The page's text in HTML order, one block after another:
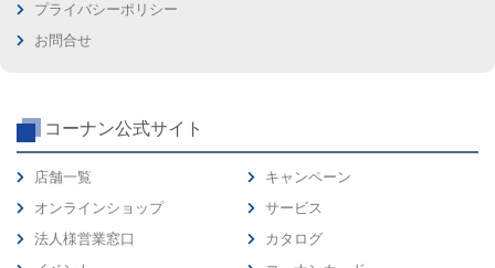
プライバシーポリシー
お問合せ
コーナン公式サイト
店舗一覧
オンラインショップ
法人様営業窓口
キャンペーン
サービス
カタログ